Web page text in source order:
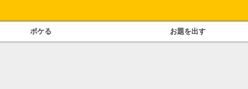
ボケる お題を出す